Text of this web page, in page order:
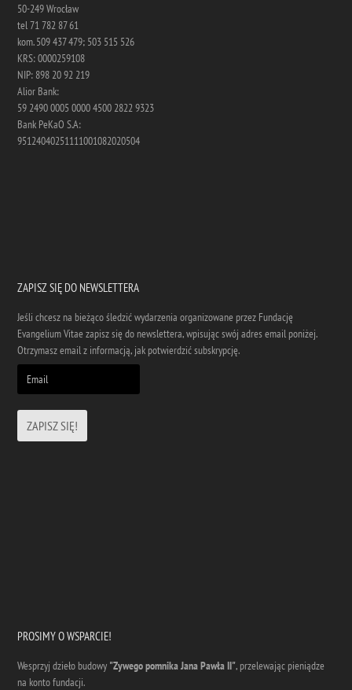
50-249 Wrocław
tel 71 782 87 61
kom. 509 437 479; 503 515 526
KRS: 0000259108
NIP: 898 20 92 219
Alior Bank:
59 2490 0005 0000 4500 2822 9323
Bank PeKaO S.A:
95124040251111001082020504
ZAPISZ SIĘ DO NEWSLETTERA
Jeśli chcesz na bieżąco śledzić wydarzenia organizowane przez Fundację
Evangelium Vitae zapisz się do newslettera, wpisując swój adres email poniżej.
Otrzymasz email z informacją, jak potwierdzić subskrypcję.
PROSIMY O WSPARCIE!
Wesprzyj dzieło budowy "Zywego pomnika Jana Pawła II", przelewając pieniądze
na konto fundacji.